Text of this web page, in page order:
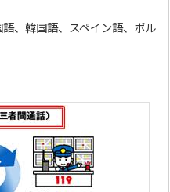
、韓国語、スペイン語、ポル